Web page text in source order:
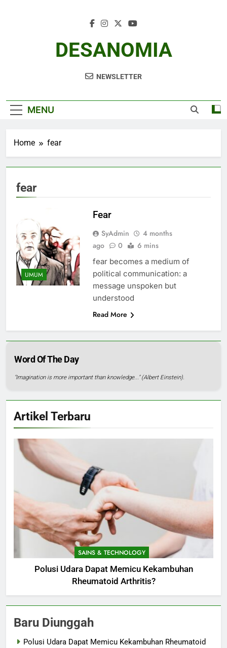
DESANOMIA
NEWSLETTER
MENU
Home fear
fear
UMUM
Fear
SyAdmin
4 months
ago
0 6 mins
fear becomes a medium of
political communication: a
message unspoken but
understood
Read More
Word Of The Day
"Imagination is more important than knowledge..." (Albert Einstein).
Artikel Terbaru
SAINS & TECHNOLOGY
Polusi Udara Dapat Memicu Kekambuhan
Rheumatoid Arthritis?
Baru Diunggah
Polusi Udara Dapat Memicu Kekambuhan Rheumatoid